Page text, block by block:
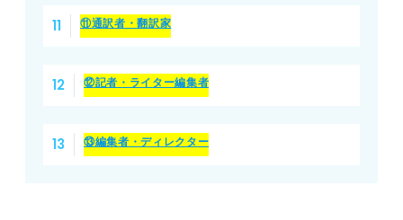
⑪通訳者・翻訳家
⑫記者・ライター編集者
⑬編集者・ディレクター